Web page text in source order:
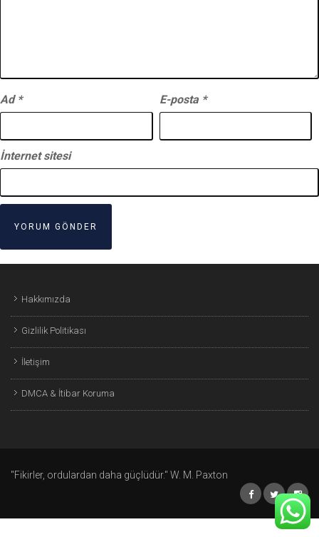
Ad * E-posta *
İnternet sitesi
Hakkımızda
Gizlilik Politikası
İletişim
DMCA & İtibar Koruma
"Fikirler, ordulardan daha güçlüdür." W. M. Paxton